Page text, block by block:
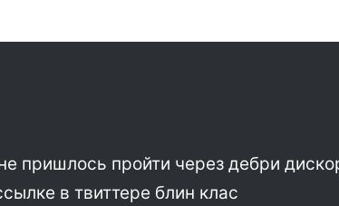
пришлось пройти через дебри
в твиттере блин клас